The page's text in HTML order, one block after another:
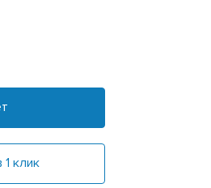
1 клик